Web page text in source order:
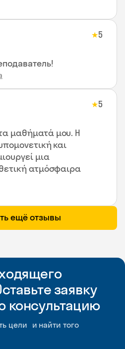
★5
★5
μαθήματά μου. Η
και
μια
ατμόσφαιρα
ещё отзывы
заявку
консультацию
цели и найти того